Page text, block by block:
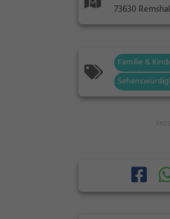
73630
Familie &